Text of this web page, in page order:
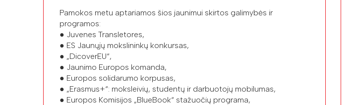
Pamokos metu aptariamos šios jaunimui skirtos galimybės ir
programos:
● Juvenes Transletores,
● ES Jaunųjų mokslininkų konkursas,
● „DicoverEU“,
● Jaunimo Europos komanda,
● Europos solidarumo korpusas,
● „Erasmus+“: moksleivių, studentų ir darbuotojų mobilumas,
● Europos Komisijos „BlueBook“ stažuočių programa,